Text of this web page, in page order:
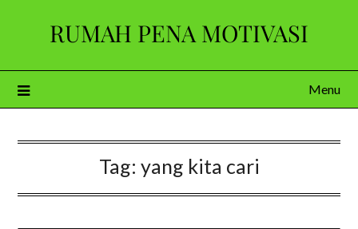
RUMAH PENA MOTIVASI
Menu
Tag: yang kita cari